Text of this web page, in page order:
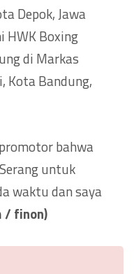
Depok, Jawa
HWK Boxing
di Markas
Kota Bandung,
bahwa
untuk
waktu dan saya
/ finon)